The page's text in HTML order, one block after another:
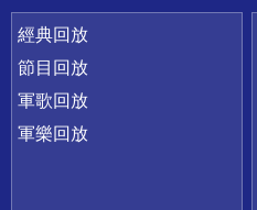
經典回放
節目回放
軍歌回放
軍樂回放